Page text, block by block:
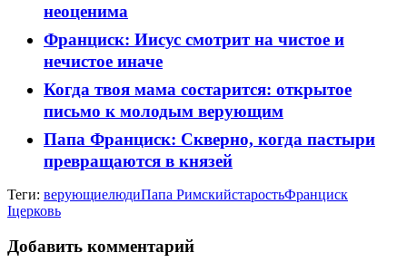
неоценима
Франциск: Иисус смотрит на чистое и
нечистое иначе
Когда твоя мама состарится: открытое
письмо к молодым верующим
Папа Франциск: Скверно, когда пастыри
превращаются в князей
Теги: верующиелюдиПапа РимскийстаростьФранциск
Iцерковь
Добавить комментарий